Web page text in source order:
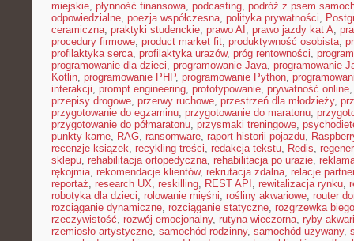
miejskie, płynność finansowa, podcasting, podróż z psem
odpowiedzialne, poezja współczesna, polityka prywatności,
ceramiczna, praktyki studenckie, prawo AI , prawo jazdy kat A,
procedury firmowe, product market fit, produktywność osobista,
profilaktyka serca, profilaktyka urazów, próg rentowności,
programowanie dla dzieci, programowanie Java, programowanie
Kotlin, programowanie PHP, programowanie Python,
interakcji, prompt engineering, prototypowanie, prywatność online
przepisy drogowe, przerwy ruchowe, przestrzeń dla młodzieży,
przygotowanie do egzaminu, przygotowanie do maratonu,
przygotowanie do półmaratonu, przysmaki treningowe,
punkty karne, RAG, ransomware, raport historii pojazdu,
recenzje książek, recykling treści, redakcja tekstu, Redis,
sklepu, rehabilitacja ortopedyczna, rehabilitacja po urazie,
rękojmia, rekomendacje klientów, rekrutacja zdalna, relacje
reportaż, research UX, reskilling, REST API , rewitalizacja rynku,
robotyka dla dzieci, rolowanie mięśni, rośliny akwariowe, router
rozciąganie dynamiczne, rozciąganie statyczne, rozgrzewka
rzeczywistość, rozwój emocjonalny, rutyna wieczorna, ryby
rzemiosło artystyczne, samochód rodzinny, samochód używany,